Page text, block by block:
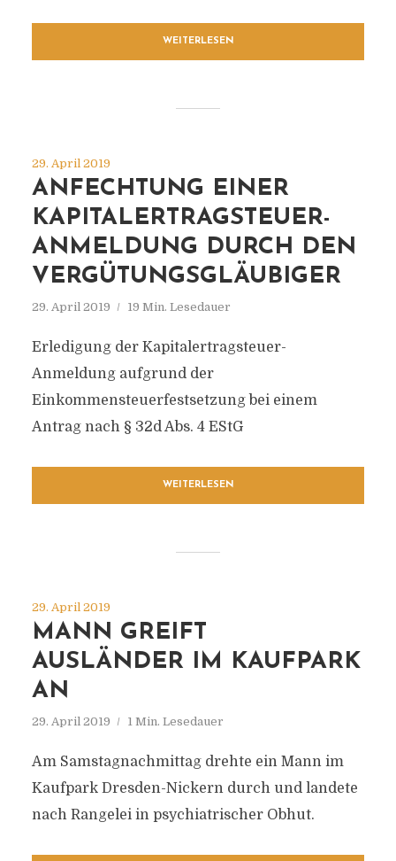
WEITERLESEN
29. April 2019
ANFECHTUNG EINER
KAPITALERTRAGSTEUER-
ANMELDUNG DURCH DEN
VERGÜTUNGSGLÄUBIGER
29. April 2019 19 Min. Lesedauer
Erledigung der Kapitalertragsteuer-
Anmeldung aufgrund der
Einkommensteuerfestsetzung bei einem
Antrag nach § 32d Abs. 4 EStG
WEITERLESEN
29. April 2019
MANN GREIFT
AUSLÄNDER IM KAUFPARK
AN
29. April 2019 1 Min. Lesedauer
Am Samstagnachmittag drehte ein Mann im
Kaufpark Dresden-Nickern durch und landete
nach Rangelei in psychiatrischer Obhut.